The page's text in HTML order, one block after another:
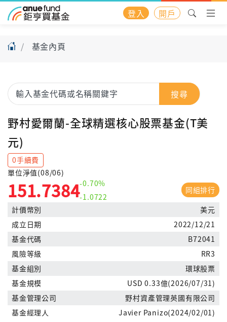
登入 開戶
基金內頁
搜尋
野村愛爾蘭-全球精選核心股票基金(T美
元)
0手續費
單位淨值(08/06)
151.7384-0.70%
-1.0722
同組排行
計價幣別
美元
成立日期
2022/12/21
基金代碼
B72041
風險等級
RR3
基金組別
環球股票
基金規模
USD 0.33億(2026/07/31)
基金管理公司
野村資產管理英國有限公司
基金經理人
Javier Panizo(2024/02/01)